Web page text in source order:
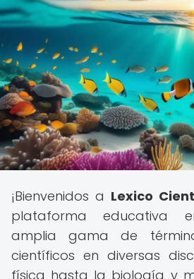
¡Bienvenidos a Lexico
plataforma educativa
amplia gama de
científicos en diversas
física hasta la biología y